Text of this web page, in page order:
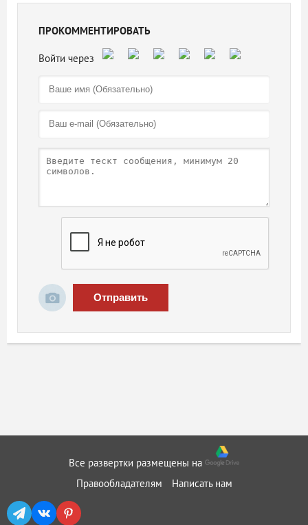
ПРОКОММЕНТИРОВАТЬ
Отправить
Все развертки размещены на
Правообладателям
Написать нам